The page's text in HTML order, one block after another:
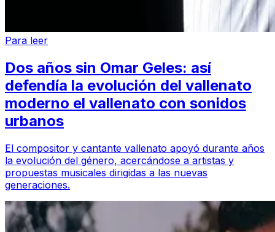
Para leer
Dos años sin Omar Geles: así
defendía la evolución del vallenato
moderno el vallenato con sonidos
urbanos
El compositor y cantante vallenato apoyó durante años
la evolución del género, acercándose a artistas y
propuestas musicales dirigidas a las nuevas
generaciones.